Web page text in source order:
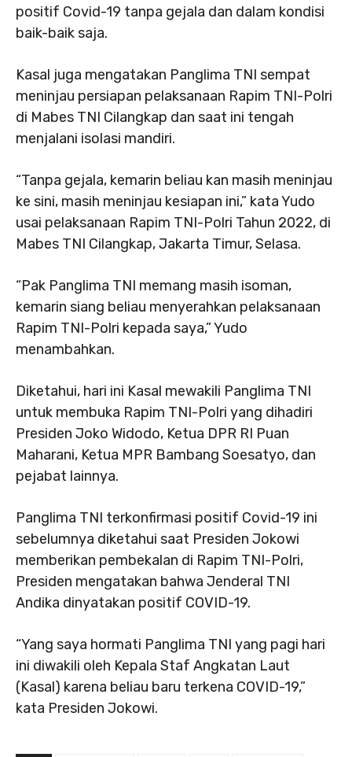
positif Covid-19 tanpa gejala dan dalam kondisi
baik-baik saja.
Kasal juga mengatakan Panglima TNI sempat
meninjau persiapan pelaksanaan Rapim TNI-Polri
di Mabes TNI Cilangkap dan saat ini tengah
menjalani isolasi mandiri.
“Tanpa gejala, kemarin beliau kan masih meninjau
ke sini, masih meninjau kesiapan ini,” kata Yudo
usai pelaksanaan Rapim TNI-Polri Tahun 2022, di
Mabes TNI Cilangkap, Jakarta Timur, Selasa.
“Pak Panglima TNI memang masih isoman,
kemarin siang beliau menyerahkan pelaksanaan
Rapim TNI-Polri kepada saya,” Yudo
menambahkan.
Diketahui, hari ini Kasal mewakili Panglima TNI
untuk membuka Rapim TNI-Polri yang dihadiri
Presiden Joko Widodo, Ketua DPR RI Puan
Maharani, Ketua MPR Bambang Soesatyo, dan
pejabat lainnya.
Panglima TNI terkonfirmasi positif Covid-19 ini
sebelumnya diketahui saat Presiden Jokowi
memberikan pembekalan di Rapim TNI-Polri,
Presiden mengatakan bahwa Jenderal TNI
Andika dinyatakan positif COVID-19.
“Yang saya hormati Panglima TNI yang pagi hari
ini diwakili oleh Kepala Staf Angkatan Laut
(Kasal) karena beliau baru terkena COVID-19,”
kata Presiden Jokowi.